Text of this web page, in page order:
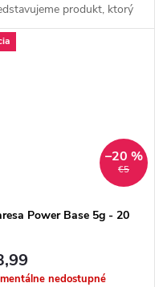
produkt, ktorý
vás mení pravidlá hry! ✨
Power Base**: Váš
€5
–20 %
Power Base 5g - 20
nedostupné